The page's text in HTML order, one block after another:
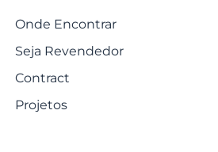
Onde Encontrar
Seja Revendedor
Contract
Projetos